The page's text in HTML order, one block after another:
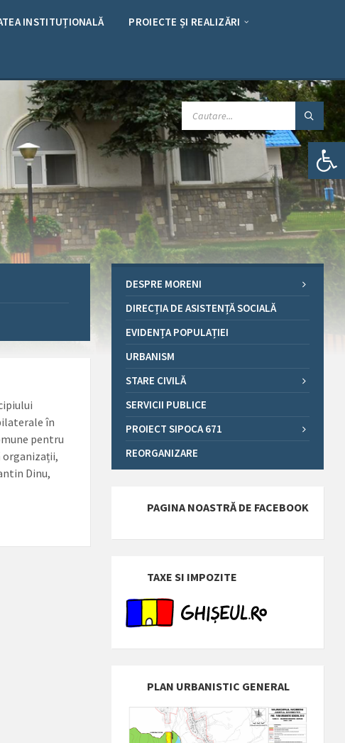
Deschide bara de unelte
INSTITUȚIONALĂ PROIECTE ȘI REALIZĂRI
CAUTARE:
în
pentru
organizații,
Dinu,
DESPRE MORENI
DIRECȚIA DE ASISTENȚĂ SOCIALĂ
EVIDENȚA POPULAȚIEI
URBANISM
STARE CIVILĂ
SERVICII PUBLICE
PROIECT SIPOCA 671
REORGANIZARE
PAGINA NOASTRĂ DE FACEBOOK
TAXE SI IMPOZITE
PLAN URBANISTIC GENERAL